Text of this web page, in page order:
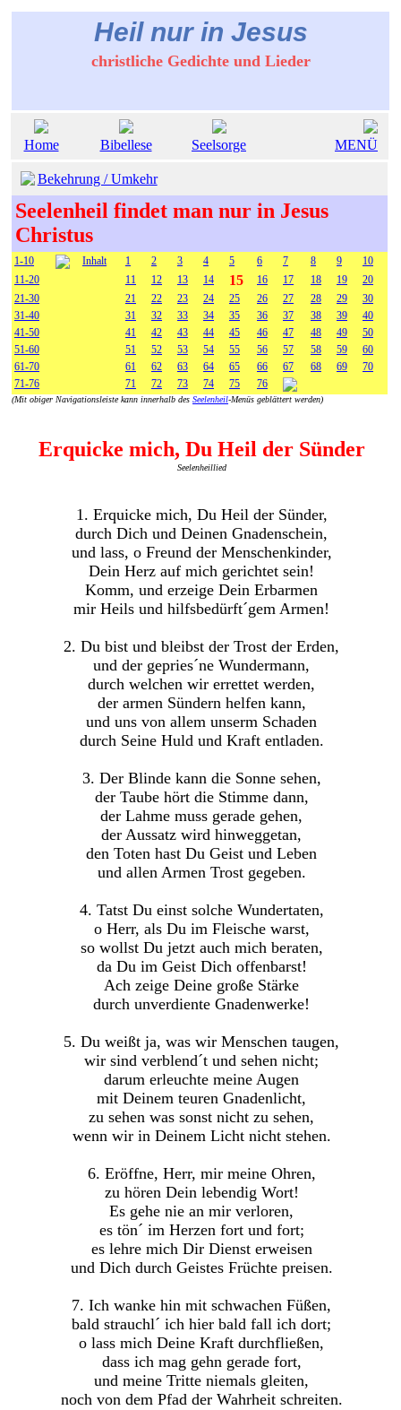
Heil nur in Jesus
christliche Gedichte und Lieder
Home Bibellese Seelsorge MENÜ
Bekehrung / Umkehr
Seelenheil findet man nur in Jesus
Christus
1-10 Inhalt 1 2 3 4 5 6 7 8 9
10
11-20
11 12 13 14 15 16 17 18 19
20
21-30
21 22 23 24 25 26 27 28 29
30
31-40
31 32 33 34 35 36 37 38 39
40
41-50
41 42 43 44 45 46 47 48 49
50
51-60
51 52 53 54 55 56 57 58 59
60
61-70
61 62 63 64 65 66 67 68 69
70
71-76
71 72 73 74 75 76
(Mit obiger Navigationsleiste kann innerhalb des Seelenheil-Menüs geblättert werden)
Erquicke mich, Du Heil der Sünder
Seelenheillied
1. Erquicke mich, Du Heil der Sünder,
durch Dich und Deinen Gnadenschein,
und lass, o Freund der Menschenkinder,
Dein Herz auf mich gerichtet sein!
Komm, und erzeige Dein Erbarmen
mir Heils und hilfsbedürft´gem Armen!
2. Du bist und bleibst der Trost der Erden,
und der gepries´ne Wundermann,
durch welchen wir errettet werden,
der armen Sündern helfen kann,
und uns von allem unserm Schaden
durch Seine Huld und Kraft entladen.
3. Der Blinde kann die Sonne sehen,
der Taube hört die Stimme dann,
der Lahme muss gerade gehen,
der Aussatz wird hinweggetan,
den Toten hast Du Geist und Leben
und allen Armen Trost gegeben.
4. Tatst Du einst solche Wundertaten,
o Herr, als Du im Fleische warst,
so wollst Du jetzt auch mich beraten,
da Du im Geist Dich offenbarst!
Ach zeige Deine große Stärke
durch unverdiente Gnadenwerke!
5. Du weißt ja, was wir Menschen taugen,
wir sind verblend´t und sehen nicht;
darum erleuchte meine Augen
mit Deinem teuren Gnadenlicht,
zu sehen was sonst nicht zu sehen,
wenn wir in Deinem Licht nicht stehen.
6. Eröffne, Herr, mir meine Ohren,
zu hören Dein lebendig Wort!
Es gehe nie an mir verloren,
es tön´ im Herzen fort und fort;
es lehre mich Dir Dienst erweisen
und Dich durch Geistes Früchte preisen.
7. Ich wanke hin mit schwachen Füßen,
bald strauchl´ ich hier bald fall ich dort;
o lass mich Deine Kraft durchfließen,
dass ich mag gehn gerade fort,
und meine Tritte niemals gleiten,
noch von dem Pfad der Wahrheit schreiten.